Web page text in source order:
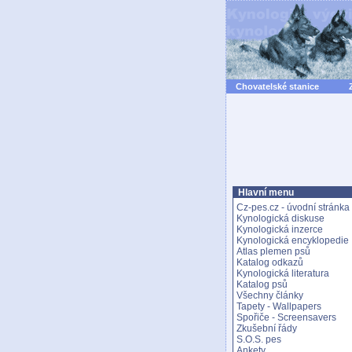
Chovatelské stanice
Hlavní menu
Cz-pes.cz - úvodní stránka
Kynologická diskuse
Kynologická inzerce
Kynologická encyklopedie
Atlas plemen psů
Katalog odkazů
Kynologická literatura
Katalog psů
Všechny články
Tapety - Wallpapers
Spořiče - Screensavers
Zkušební řády
S.O.S. pes